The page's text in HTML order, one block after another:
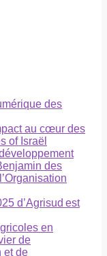
des
au cœur des
of Israël
des
d’Agrisud est
en
de
et de